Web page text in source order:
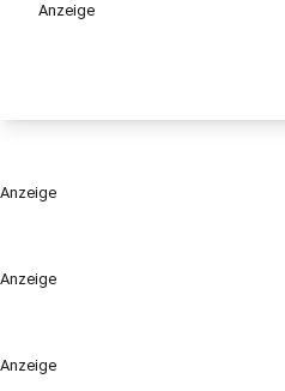
Anzeige
Anzeige
Anzeige
Anzeige